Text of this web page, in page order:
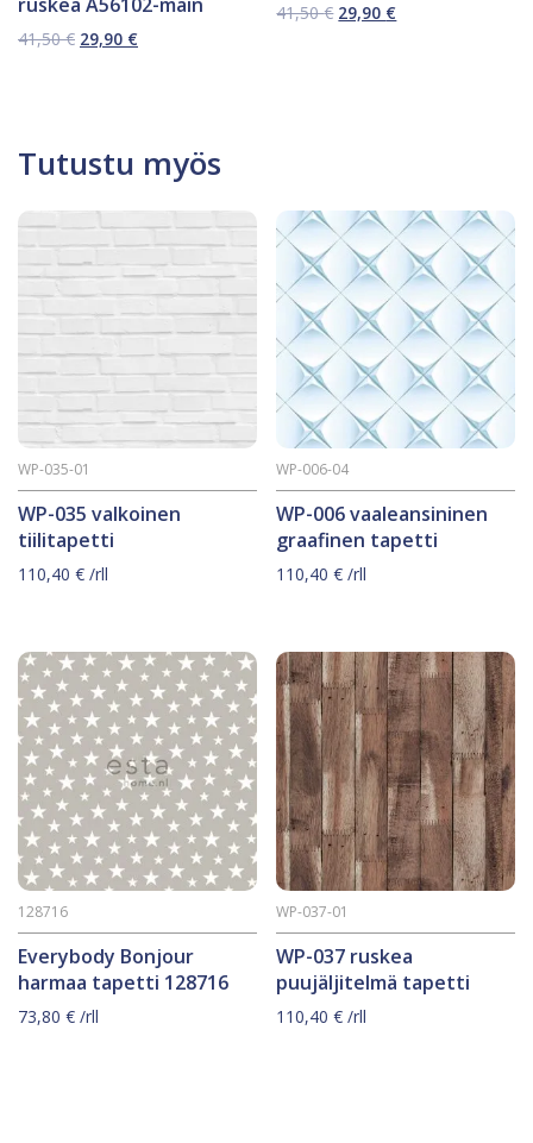
41,50€ Alkuperäinen
29,90 €Nykyinen
41,50€ Alkuperäinen
29,90 €Nykyinen
Tutustu myös
WP-035 valkoinen
tiilitapetti
WP-035-01
110,40 € /rll
WP-006 vaaleansininen
graafinen tapetti
WP-006-04
110,40€ /rll
Everybody Bonjour
harmaa tapetti 128716
128716
73,80 € /rll
WP-037 ruskea
puujäljitelmä tapetti
WP-037-01
110,40€ /rll